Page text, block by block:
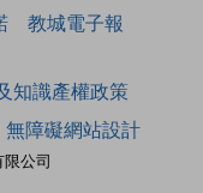
教城電子報
公司
知識產權政策
無障礙網站設計